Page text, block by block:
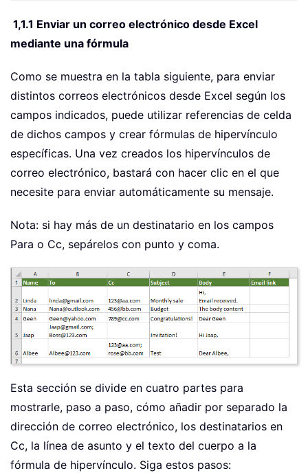
1,1.1 Enviar un correo electrónico desde Excel
mediante una fórmula
Como se muestra en la tabla siguiente, para enviar
distintos correos electrónicos desde Excel según los
campos indicados, puede utilizar referencias de celda
de dichos campos y crear fórmulas de hipervínculo
específicas. Una vez creados los hipervínculos de
correo electrónico, bastará con hacer clic en el que
necesite para enviar automáticamente su mensaje.
Nota: si hay más de un destinatario en los campos
Para o Cc, sepárelos con punto y coma.
Esta sección se divide en cuatro partes para
mostrarle, paso a paso, cómo añadir por separado la
dirección de correo electrónico, los destinatarios en
Cc, la línea de asunto y el texto del cuerpo a la
fórmula de hipervínculo. Siga estos pasos: